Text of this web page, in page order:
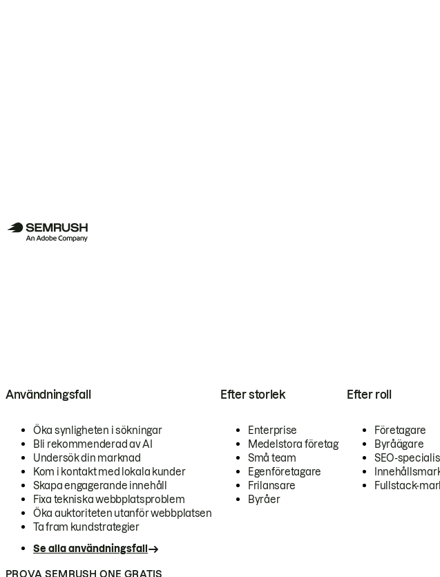
Användningsfall
Öka synligheten i sökningar
Bli rekommenderad av AI
Undersök din marknad
Kom i kontakt med lokala kunder
Skapa engagerande innehåll
Fixa tekniska webbplatsproblem
Öka auktoriteten utanför webbplatsen
Ta fram kundstrategier
Se alla användningsfall
Efter storlek
Enterprise
Medelstora företag
Små team
Egenföretagare
Frilansare
Byråer
Efter roll
Företagare
Byråägare
SEO-
Fullstack-
PROVA SEMRUSH ONE GRATIS